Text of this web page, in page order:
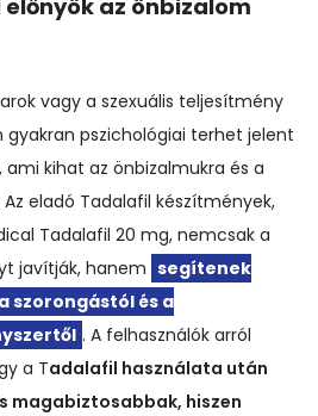
az önbizalom
vagy a szexuális teljesítmény
pszichológiai terhet jelent
kihat az önbizalmukra és a
eladó Tadalafil készítmények,
Tadalafil 20 mg, nemcsak a
javítják, hanem segítenek
szorongástól és a
. A felhasználók arról
a Tadalafil használata után
magabiztosabbak, hiszen